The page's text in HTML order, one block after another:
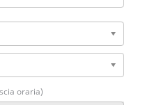
oraria)